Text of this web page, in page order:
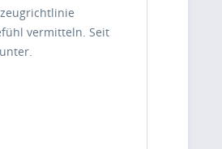
vermitteln. Seit